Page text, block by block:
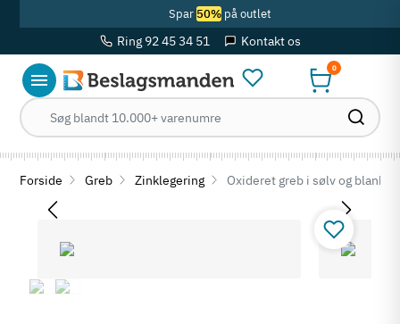
Spar 50%på outlet
Ring 92 45 34 51 Kontakt os
0
Forside Greb Zinklegering Oxideret greb i sølv og blank